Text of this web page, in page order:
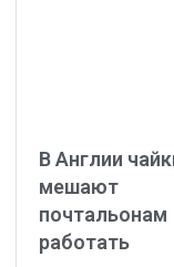
В Англии
мешают
почтальонам
работать